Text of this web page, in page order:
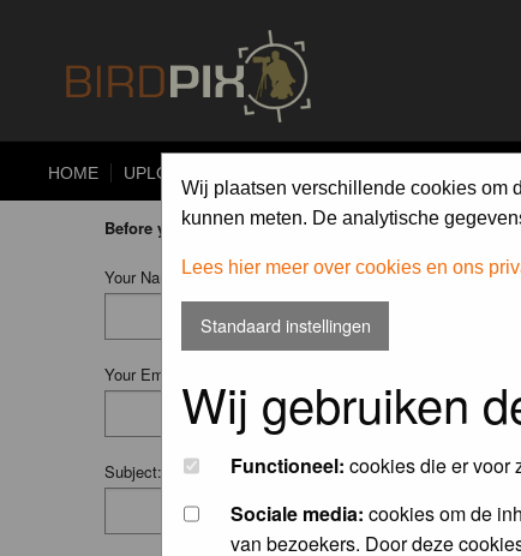
HOME UPLOAD
Wij plaatsen verschillende cookies om
kunnen meten. De analytische
Lees hier meer over cookies en ons
Standaard instellingen
Wij gebruiken
Functioneel: cookies die er voor
Sociale media: cookies om de
van bezoekers. Door deze
Before you ask your question:pleaseread the FAQor
Your Name (Fill in your username if you have one):
Your Email:
Subject: